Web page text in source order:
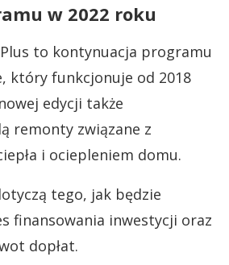
w 2022 roku
to kontynuacja programu
który funkcjonuje od 2018
edycji także
remonty związane z
i ociepleniem domu.
tego, jak będzie
finansowania inwestycji oraz
dopłat.